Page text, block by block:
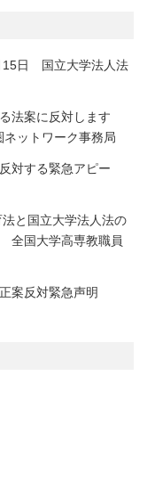
15日 国立大学法人法
法案に反対します
ットワーク事務局
対する緊急アピー
法と国立大学法人法の
全国大学高専教職員
案反対緊急声明